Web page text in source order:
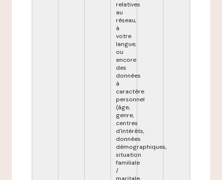
relatives
au
réseau,
à
votre
langue,
ou
encore
des
données
à
caractère
personnel
(âge,
genre,
centres
d'intérêts,
données
démographiques,
situation
familiale
/